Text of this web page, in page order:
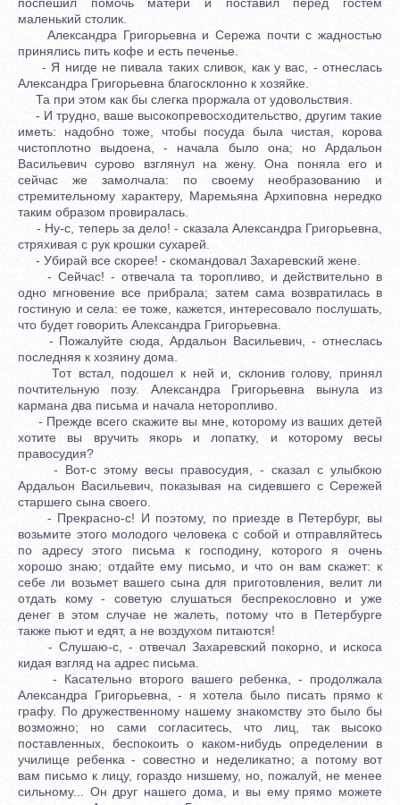
маленький столик.
Александра Григорьевна и Сережа почти с жадностью
принялись пить кофе и есть печенье.
- Я нигде не пивала таких сливок, как у вас, - отнеслась
Александра Григорьевна благосклонно к хозяйке.
Та при этом как бы слегка проржала от удовольствия.
- И трудно, ваше высокопревосходительство, другим такие
иметь: надобно тоже, чтобы посуда была чистая, корова
чистоплотно выдоена, - начала было она; но Ардальон
Васильевич сурово взглянул на жену. Она поняла его и
сейчас же замолчала: по своему необразованию и
стремительному характеру, Маремьяна Архиповна нередко
таким образом провиралась.
- Ну-с, теперь за дело! - сказала Александра Григорьевна,
стряхивая с рук крошки сухарей.
- Убирай все скорее! - скомандовал Захаревский жене.
- Сейчас! - отвечала та торопливо, и действительно в
одно мгновение все прибрала; затем сама возвратилась в
гостиную и села: ее тоже, кажется, интересовало послушать,
что будет говорить Александра Григорьевна.
- Пожалуйте сюда, Ардальон Васильевич, - отнеслась
последняя к хозяину дома.
Тот встал, подошел к ней и, склонив голову, принял
почтительную позу. Александра Григорьевна вынула из
кармана два письма и начала неторопливо.
- Прежде всего скажите вы мне, которому из ваших детей
хотите вы вручить якорь и лопатку, и которому весы
правосудия?
- Вот-с этому весы правосудия, - сказал с улыбкою
Ардальон Васильевич, показывая на сидевшего с Сережей
старшего сына своего.
- Прекрасно-с! И поэтому, по приезде в Петербург, вы
возьмите этого молодого человека с собой и отправляйтесь
по адресу этого письма к господину, которого я очень
хорошо знаю; отдайте ему письмо, и что он вам скажет: к
себе ли возьмет вашего сына для приготовления, велит ли
отдать кому - советую слушаться беспрекословно и уже
денег в этом случае не жалеть, потому что в Петербурге
также пьют и едят, а не воздухом питаются!
- Слушаю-с, - отвечал Захаревский покорно, и искоса
кидая взгляд на адрес письма.
- Касательно второго вашего ребенка, - продолжала
Александра Григорьевна, - я хотела было писать прямо к
графу. По дружественному нашему знакомству это было бы
возможно; но сами согласитесь, что лиц, так высоко
поставленных, беспокоить о каком-нибудь определении в
училище ребенка - совестно и неделикатно; а потому вот
вам письмо к лицу, гораздо низшему, но, пожалуй, не менее
сильному... Он друг нашего дома, и вы ему прямо можете